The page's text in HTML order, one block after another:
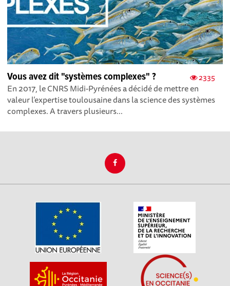
2335
Vous avez dit "systèmes complexes" ?
En 2017, le CNRS Midi-Pyrénées a décidé de mettre en
valeur l’expertise toulousaine dans la science des systèmes
complexes. A travers plusieurs...